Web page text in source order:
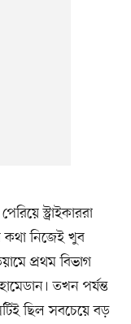
স্ট্রাইকাররা
কথা নিজেই খুব
প্রথম বিভাগ
তখন পর্যন্ত
ছিল সবচেয়ে বড়